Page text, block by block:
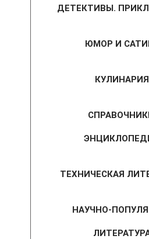
ДЕТЕКТИВЫ.
ЮМОР И
КУЛИНАРИЯ
ТЕХНИЧЕСКАЯ
НАУЧНО-